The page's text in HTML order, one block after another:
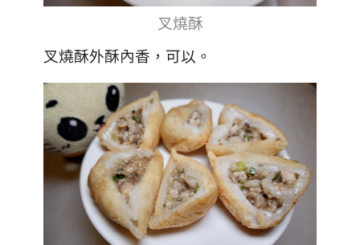
叉燒酥
叉燒酥外酥內香，可以。